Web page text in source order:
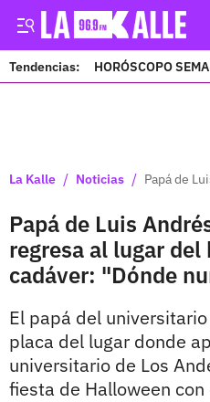
Tendencias: HORÓSCOPO
La Kalle / Noticias / Papá de
Papá de Luis
regresa al lugar
cadáver: "Dónde
El papá del
placa del lugar donde
universitario de Los
fiesta de Halloween